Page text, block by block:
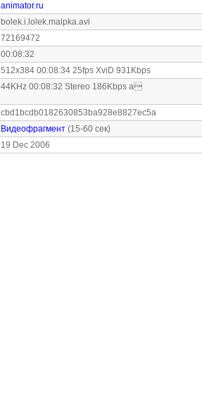
animator.ru
bolek.i.lolek.malpka.avi
72169472
00:08:32
512x384 00:08:34 25fps XviD 931Kbps
44KHz 00:08:32 Stereo 186Kbps a
cbd1bcdb0182630853ba928e8827ec5a
Видеофрагмент (15-60 сек)
19 Dec 2006